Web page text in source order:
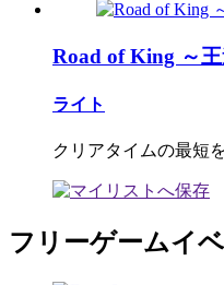
Road of King ～王
ライト
クリアタイムの最短
フリーゲームイ